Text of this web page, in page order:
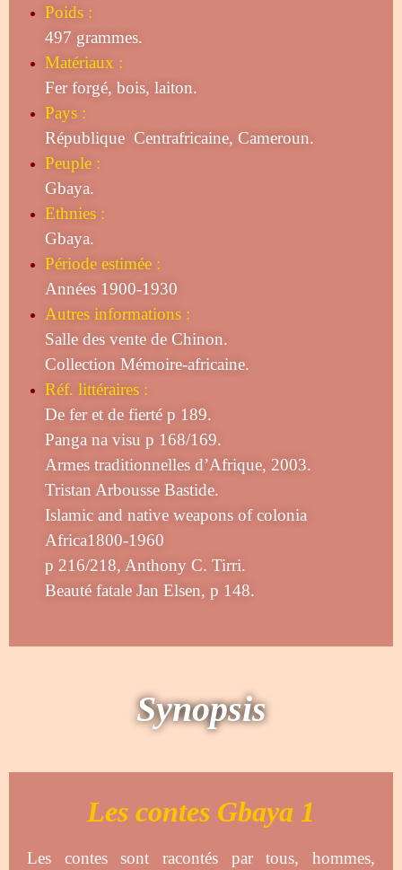
Poids :
497 grammes.
Matériaux :
Fer forgé, bois, laiton.
Pays :
République Centrafricaine, Cameroun.
Peuple :
Gbaya.
Ethnies :
Gbaya.
Période estimée :
Années 1900-1930
Autres informations :
Salle des vente de Chinon.
Collection Mémoire-africaine.
Réf. littéraires :
De fer et de fierté p 189.
Panga na visu p 168/169.
Armes traditionnelles d’Afrique, 2003.
Tristan Arbousse Bastide.
Islamic and native weapons of colonia
Africa1800-1960
p 216/218, Anthony C. Tirri.
Beauté fatale Jan Elsen, p 148.
Synopsis
Les contes Gbaya 1
Les contes sont racontés par tous, hommes,